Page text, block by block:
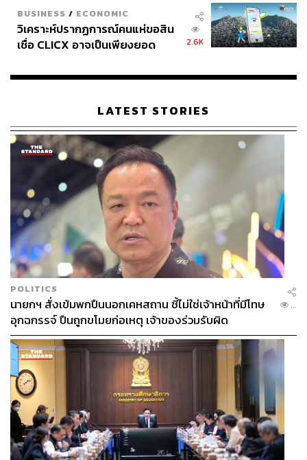
BUSINESS / ECONOMIC
วิเคราะห์ปรากฏการณ์คนแห่ขอสิน
เชื่อ CLICX อาจเป็นเพียงยอด
เรือนไทยที่ถูกซุกไว้
2.6K
LATEST STORIES
POLITICS
นายกฯ สั่งเข้มพกปืนนอกเคหสถาน ชี้ไม่ใช่เจ้าหน้าที่มีโทษ
อุกฉกรรจ์ ปืนถูกขโมยก่อเหตุ เจ้าของร่วมรับผิด
...